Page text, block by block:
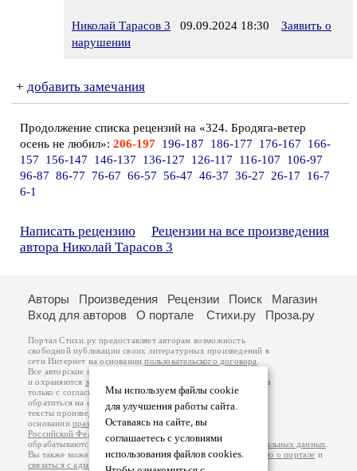
Николай Тарасов 3 09.09.2024 18:30
Заявить о
нарушении
+ добавить замечания
Продолжение списка рецензий на «324. Бродяга-ветер
осень не любил»: 206-197 196-187 186-177 176-167
166-
157
156-147 146-137 136-127 126-117 116-107
106-97
96-87 86-77 76-67 66-57 56-47 46-37 36-27 26-17
16-7
6-1
Написать рецензию
Рецензии на все произведения
автора Николай Тарасов 3
Мы используем файлы cookie
для улучшения работы сайта.
Оставаясь на сайте, вы
соглашаетесь с условиями
использования файлов cookies.
Авторы Произведения Рецензии Поиск
Магазин
Вход для авторов
О портале Стихи.ру Проза.ру
Портал Стихи.ру предоставляет авторам возможность
свободной публикации своих литературных произведений в
сети Интернет на основаниипользовательского договора
Все авторские права на произведения принадлежат авторам
и охраняются законом
. Перепечатка произведений возможна
только с согласия его автора, к которому вы можете
обратиться на его авторской странице. Ответственность за
тексты произведений авторы несут самостоятельно на
основанииправил публикацииизаконодательства
Российской Федерации
обрабатываются на основанииПолитики обработки персональных данных
Вы также можете посмотреть более подробнуюинформацию о портале и
связаться с администрацией